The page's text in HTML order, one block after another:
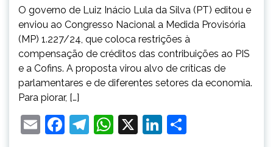
O governo de Luiz Inácio Lula da Silva (PT) editou e
enviou ao Congresso Nacional a Medida Provisória
(MP) 1.227/24, que coloca restrições à
compensação de créditos das contribuições ao PIS
e a Cofins. A proposta virou alvo de críticas de
parlamentares e de diferentes setores da economia.
Para piorar, […]
EmailFacebook
Telegram
WhatsApp
X LinkedIn